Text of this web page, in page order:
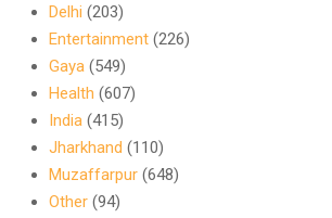
Delhi (203)
Entertainment (226)
Gaya (549)
Health (607)
India (415)
Jharkhand (110)
Muzaffarpur (648)
Other (94)